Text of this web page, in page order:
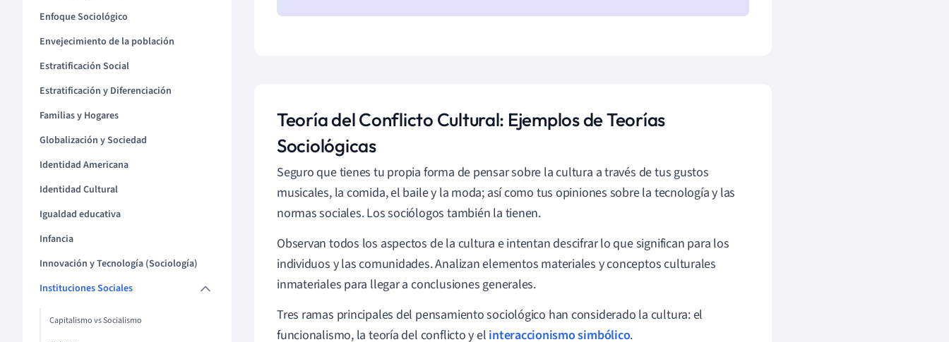
Enfoque Sociológico
Envejecimiento de la población
Estratificación Social
Estratificación y Diferenciación
Familias y Hogares
Globalización y Sociedad
Identidad Americana
Identidad Cultural
Igualdad educativa
Infancia
Innovación y Tecnología (Sociología)
Instituciones Sociales
Capitalismo vs Socialismo
Teoría del Conflicto Cultural: Ejemplos de Teorías
Sociológicas
Seguro que tienes tu propia forma de pensar sobre la cultura a través de tus gustos
musicales, la comida, el baile y la moda; así como tus opiniones sobre la tecnología y las
normas sociales. Los sociólogos también la tienen.
Observan todos los aspectos de la cultura e intentan descifrar lo que significan para los
individuos y las comunidades. Analizan elementos materiales y conceptos culturales
inmateriales para llegar a conclusiones generales.
Tres ramas principales del pensamiento sociológico han considerado la cultura: el
funcionalismo, la teoría del conflicto y el interaccionismo simbólico.